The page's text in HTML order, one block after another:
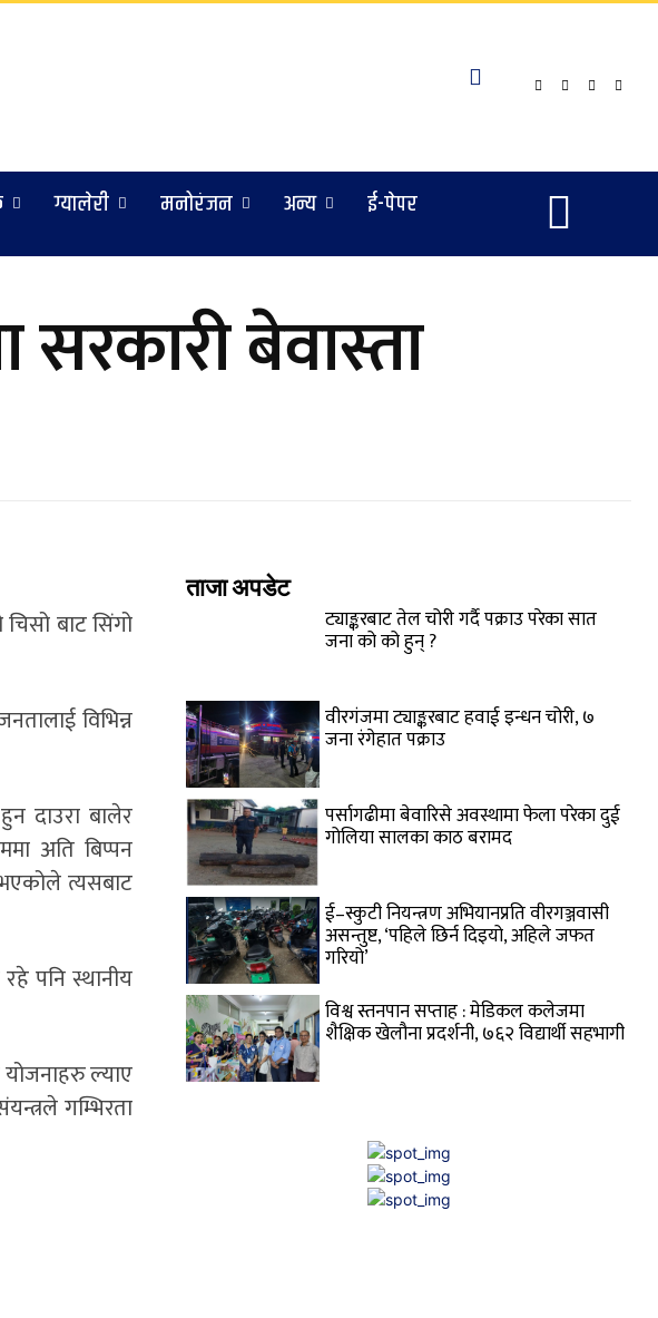
ग्यालेरी मनोरंजन अन्य ई-पेपर
बेवास्ता
बाट सिंगो
विभिन्न
दाउरा बालेर
अति बिप्पन
त्यसबाट
पनि स्थानीय
योजनाहरु ल्याए
गम्भिरता
ताजा अपडेट
ट्याङ्करबाट तेल चोरी गर्दै पक्राउ परेका सात
जना को को हुन् ?
वीरगंजमा ट्याङ्करबाट हवाई इन्धन चोरी, ७
जना रंगेहात पक्राउ
पर्सागढीमा बेवारिसे अवस्थामा फेला परेका दुई
गोलिया सालका काठ बरामद
ई–स्कुटी नियन्त्रण अभियानप्रति वीरगञ्जवासी
असन्तुष्ट, ‘पहिले छिर्न दिइयो, अहिले जफत
गरियो’
विश्व स्तनपान सप्ताह : मेडिकल कलेजमा
शैक्षिक खेलौना प्रदर्शनी, ७६२ विद्यार्थी सहभागी